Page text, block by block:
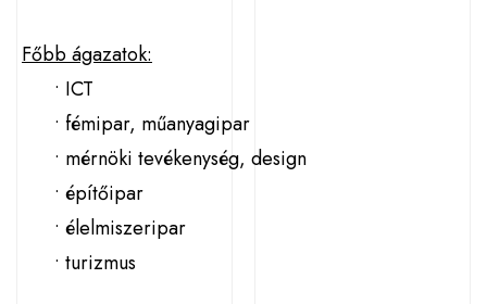
Főbb ágazatok:
• ICT
• fémipar, műanyagipar
• mérnöki tevékenység, design
• építőipar
• élelmiszeripar
• turizmus